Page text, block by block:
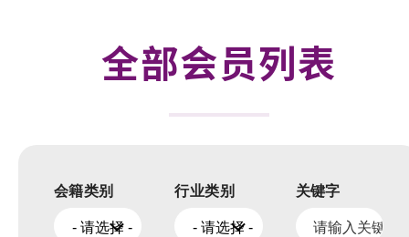
全部会员列表
会籍类别
- 请选择 -
行业类别
- 请选择 -
关键字